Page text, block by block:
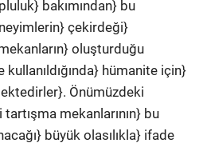
bakımından} bu
çekirdeği}
oluşturduğu
hümanite için}
Önümüzdeki
mekanlarının} bu
büyük olasılıkla} ifade